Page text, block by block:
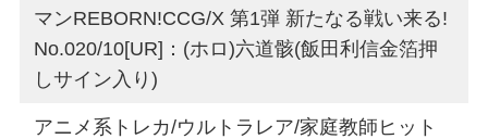
マンREBORN!CCG/X 第1弾 新たなる戦い来る!
No.020/10[UR]：(ホロ)六道骸(飯田利信金箔押
しサイン入り)
アニメ系トレカ/ウルトラレア/家庭教師ヒット